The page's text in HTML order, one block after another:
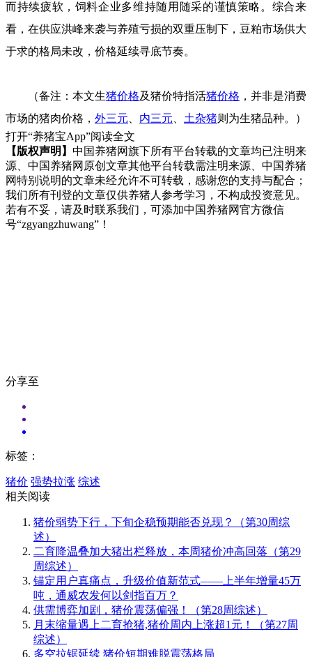
而持续疲软，饲料企业多维持随用随采的谨慎策略。综合来
看，在供应洪峰来袭与养殖亏损的双重压制下，豆粕市场供大
于求的格局未改，价格延续寻底节奏。
（备注：本文生猪价格及猪价特指活猪价格 ，并非是消费
市场的猪肉价格， 外三元 内三元 土杂猪则为生猪品种。）
打开“养猪宝App”阅读全文
【版权声明】 中国养猪网旗下所有平台转载的文章均已注明来
源、中国养猪网原创文章其他平台转载需注明来源、中国养猪
网特别说明的文章未经允许不可转载，感谢您的支持与配合；
我们所有刊登的文章仅供养猪人参考学习，不构成投资意见。
若有不妥，请及时联系我们，可添加中国养猪网官方微信
号“zgyangzhuwang”！
分享至
标签：
猪价 强势拉涨 综述
相关阅读
猪价弱势下行，下旬企稳预期能否兑现？（第30周综
述）
二育降温叠加大猪出栏释放，本周猪价冲高回落（第29
周综述）
锚定用户真痛点，升级价值新范式——上半年增量45万
吨，通威农发何以剑指百万？
供需博弈加剧，猪价震荡偏强！（第28周综述）
月末缩量遇上二育抢猪,猪价周内上涨超1元！（第27周
综述）
多空拉锯延续 猪价短期难脱震荡格局